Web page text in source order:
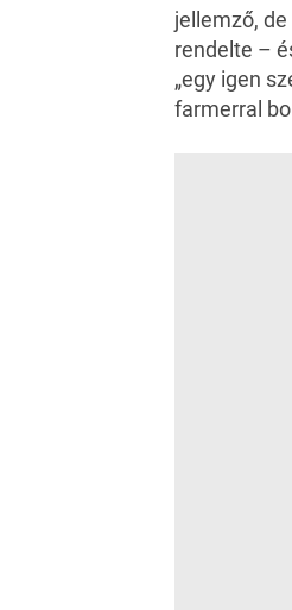
jellemző,
rendelte –
„egy igen
farmerral